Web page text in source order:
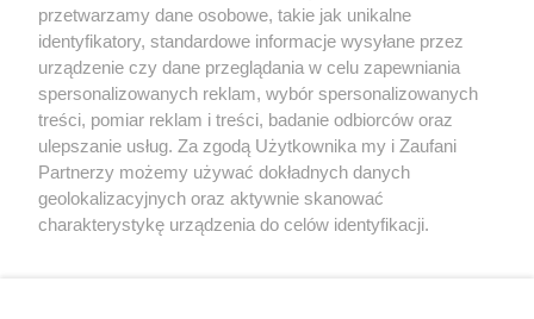
Kultura
X Facebook Instagram Youtube
przetwarzamy dane osobowe, takie jak unikalne
identyfikatory, standardowe informacje wysyłane przez
urządzenie czy dane przeglądania w celu zapewniania
spersonalizowanych reklam, wybór spersonalizowanych
treści, pomiar reklam i treści, badanie odbiorców oraz
ulepszanie usług. Za zgodą Użytkownika my i Zaufani
Partnerzy możemy używać dokładnych danych
geolokalizacyjnych oraz aktywnie skanować
charakterystykę urządzenia do celów identyfikacji.